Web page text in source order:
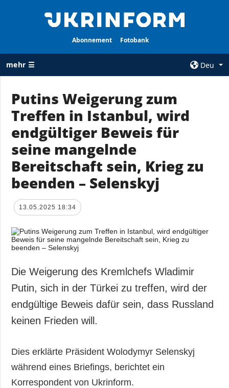
Abonnement Fotobank
mehr ☰
Deu
ALLE
RUBRIKEN
Krieg
Wiederaufbau
der Ukraine
Politik
Wirtschaft
Militär
Gesellschaft und
Kultur
Kriminalität
Notstand und
Notfälle
AGENTUR
Über uns
services
Politik zur
Vertraulichkeit
ZUSÄTZLICH
Fotobank
Putins Weigerung zum
Treffen in Istanbul, wird
endgültiger Beweis für
seine mangelnde
Bereitschaft sein, Krieg zu
beenden – Selenskyj
13.05.2025 18:34
Die Weigerung des Kremlchefs Wladimir
Putin, sich in der Türkei zu treffen, wird der
endgültige Beweis dafür sein, dass Russland
keinen Frieden will.
Dies erklärte Präsident Wolodymyr Selenskyj
während eines Briefings, berichtet ein
Korrespondent von Ukrinform.